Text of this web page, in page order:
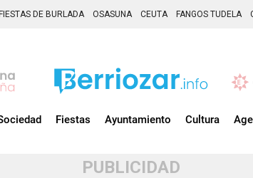
FIESTAS DE BURLADA OSASUNA CEUTA FANGOS TUDELA
Fiestas Ayuntamiento Cultura
PUBLICIDAD